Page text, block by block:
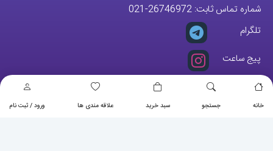
خانه جستجو سبد خرید علاقه مندی ها ورود / ثبت نام
پیج ساعت
مجوزها